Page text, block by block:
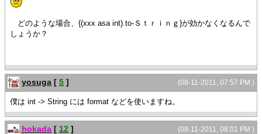
どのような場合、{(xxx asa int).to-Ｓｔｒｉｎｇ}が効かなくなるんで
しょうか？
(08-11-2011, 07:57 PM )
yosuga [ 5 ]
僕は int -> String には format などを使いますね。
(08-11-2011, 08:01 PM )
hokada [ 12 ]